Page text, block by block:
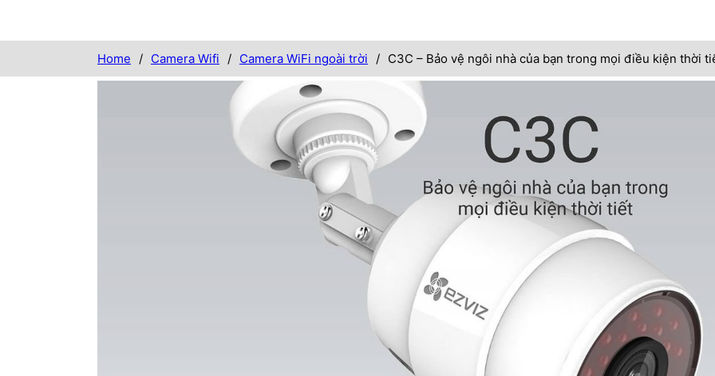
Home / Camera Wifi / Camera WiFi ngoài trời / C3C – Bảo vệ ngôi nhà của bạn trong mọi điều kiện thời